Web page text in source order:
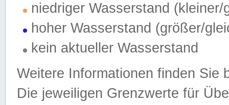
niedriger Wasserstand (kleiner/
hoher Wasserstand (größer/
kein aktueller Wasserstand
Weitere Informationen finden Sie
Die jeweiligen Grenzwerte für